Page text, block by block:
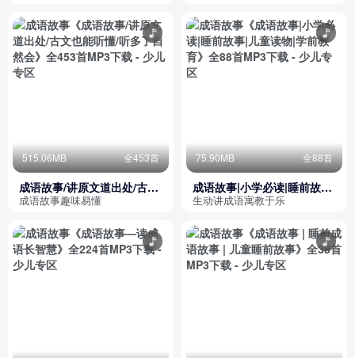
515.06MB 全453首
成语故事/讲原文道出处/古文
也能听懂/听多了自然会
成语故事趣味易懂
75.90MB 全88首
成语故事|小学必读|睡前故事|
儿童读物|学前教育
生动讲成语寓教于乐